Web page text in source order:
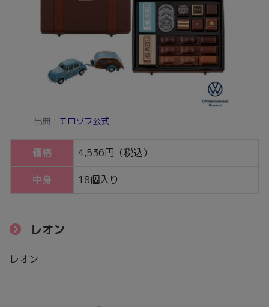
出典： モロゾフ公式
価格 4,536円（税込）
中身 18個入り
レオン
レオン